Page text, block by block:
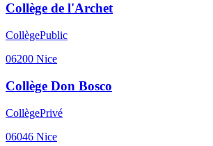
Collège de l'Archet
CollègePublic
06200 Nice
Collège Don Bosco
CollègePrivé
06046 Nice